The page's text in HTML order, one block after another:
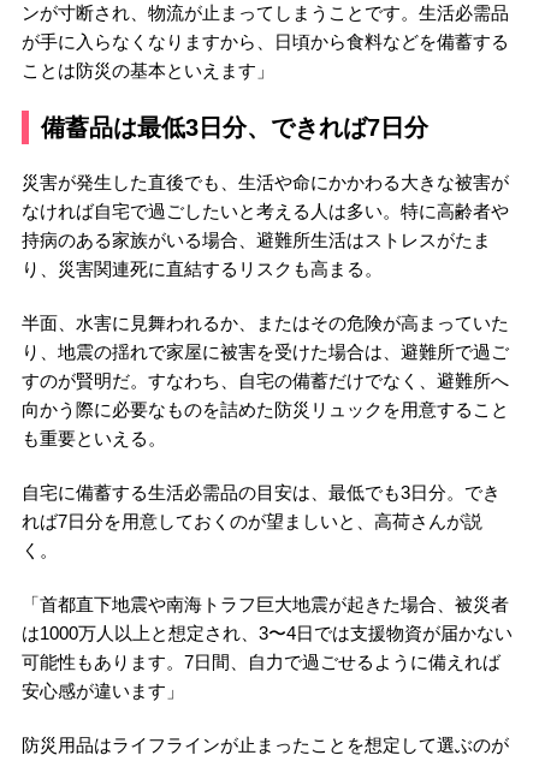
ンが寸断され、物流が止まってしまうことです。生活必需品
が手に入らなくなりますから、日頃から食料などを備蓄する
ことは防災の基本といえます」
備蓄品は最低3日分、できれば7日分
災害が発生した直後でも、生活や命にかかわる大きな被害が
なければ自宅で過ごしたいと考える人は多い。特に高齢者や
持病のある家族がいる場合、避難所生活はストレスがたま
り、災害関連死に直結するリスクも高まる。
半面、水害に見舞われるか、またはその危険が高まっていた
り、地震の揺れで家屋に被害を受けた場合は、避難所で過ご
すのが賢明だ。すなわち、自宅の備蓄だけでなく、避難所へ
向かう際に必要なものを詰めた防災リュックを用意すること
も重要といえる。
自宅に備蓄する生活必需品の目安は、最低でも3日分。でき
れば7日分を用意しておくのが望ましいと、高荷さんが説
く。
「首都直下地震や南海トラフ巨大地震が起きた場合、被災者
は1000万人以上と想定され、3〜4日では支援物資が届かない
可能性もあります。7日間、自力で過ごせるように備えれば
安心感が違います」
防災用品はライフラインが止まったことを想定して選ぶのが